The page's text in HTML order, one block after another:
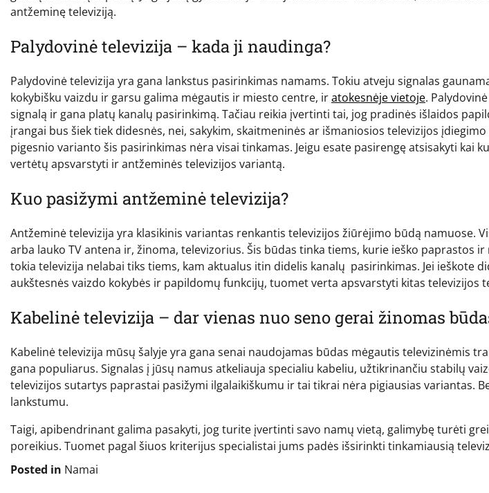
antžeminę televiziją.
Palydovinė televizija – kada ji naudinga?
Palydovinė televizija yra gana lankstus pasirinkimas namams. Tokiu atveju signalas
kokybišku vaizdu ir garsu galima mėgautis ir miesto centre, iratokesnėje vietoje.
signalą ir gana platų kanalų pasirinkimą. Tačiau reikia įvertinti tai, jog pradinės išlaidos
įrangai bus šiek tiek didesnės, nei, sakykim, skaitmeninės ar išmaniosios televizijos
pigesnio varianto šis pasirinkimas nėra visai tinkamas. Jeigu esate pasirengę atsisakyti kai
vertėtų apsvarstyti ir antžeminės televizijos variantą.
Kuo pasižymi antžeminė televizija?
Antžeminė televizija yra klasikinis variantas renkantis televizijos žiūrėjimo būdą namuose.
arba lauko TV antena ir, žinoma, televizorius. Šis būdas tinka tiems, kurie ieško paprastos
tokia televizija nelabai tiks tiems, kam aktualus itin didelis kanalų pasirinkimas. Jei ieškote
aukštesnės vaizdo kokybės ir papildomų funkcijų, tuomet verta apsvarstyti kitas televizijos
Kabelinė televizija – dar vienas nuo seno gerai žinomas
Kabelinė televizija mūsų šalyje yra gana senai naudojamas būdas mėgautis televizinėmis
gana populiarus. Signalas į jūsų namus atkeliauja specialiu kabeliu, užtikrinančiu stabilų
televizijos sutartys paprastai pasižymi ilgalaikiškumu ir tai tikrai nėra pigiausias variantas.
lankstumu.
Taigi, apibendrinant galima pasakyti, jog turite įvertinti savo namų vietą, galimybę turėti
poreikius. Tuomet pagal šiuos kriterijus specialistai jums padės išsirinkti tinkamiausią
Posted in Namai